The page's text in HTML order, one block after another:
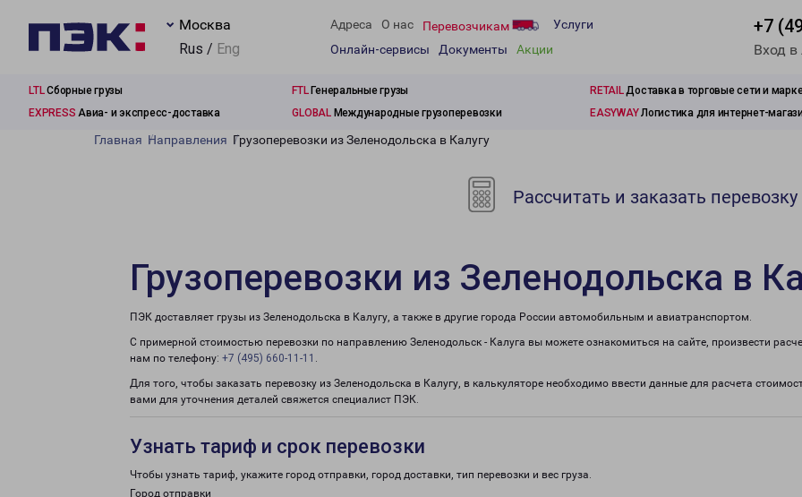
Москва
Rus / Eng
Адреса О нас Перевозчикам
Услуги
Онлайн-сервисы
Документы Акции
+7
Вход
LTLСборные грузы FTLГенеральные грузы RETAILДоставка в торговые сети и
EXPRESS Авиа- и экспресс-доставка GLOBALМеждународные грузоперевозки EASYWAYЛогистика для интернет-
Главная Направления Грузоперевозки из Зеленодольска в Калугу
Рассчитать и заказать перевозку
Грузоперевозки из Зеленодольска в
ПЭК доставляет грузы из Зеленодольска в Калугу, а также в другие города России автомобильным и авиатранспортом.
С примерной стоимостью перевозки по направлению Зеленодольск - Калуга вы можете ознакомиться на сайте, произвести
нам по телефону: +7 (495) 660-11-11 .
Для того, чтобы заказать перевозку из Зеленодольска в Калугу, в калькуляторе необходимо ввести данные для расчета
вами для уточнения деталей свяжется специалист ПЭК.
Узнать тариф и срок перевозки
Чтобы узнать тариф, укажите город отправки, город доставки, тип перевозки и вес груза.
Город отправки